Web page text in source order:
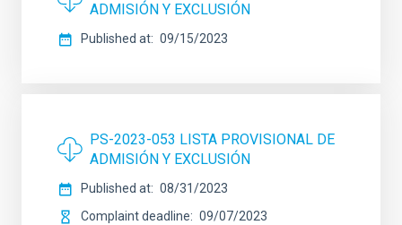
ADMISIÓN Y EXCLUSIÓN
Published at 09/15/2023
PS-2023-053 LISTA PROVISIONAL DE
ADMISIÓN Y EXCLUSIÓN
Published at
08/31/2023
Complaint deadline
09/07/2023